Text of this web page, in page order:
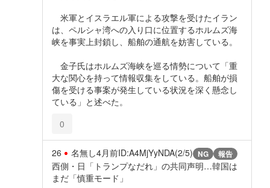
米軍とイスラエル軍による攻撃を受けたイラン
は、ペルシャ湾への入り口に位置するホルムズ海
峡を事実上封鎖し、船舶の通航を妨害している。
金子氏はホルムズ海峡を巡る情勢について「重
大な関心を持って情報収集をしている。船舶が損
傷を受ける事案が発生している状況を深く懸念し
ている」と述べた。
0
26 名無し4月前ID:A4MjYyNDA(2/5) NG 報告
西側・日「トランプなだれ」の共同声明…韓国は
まだ「慎重モード」